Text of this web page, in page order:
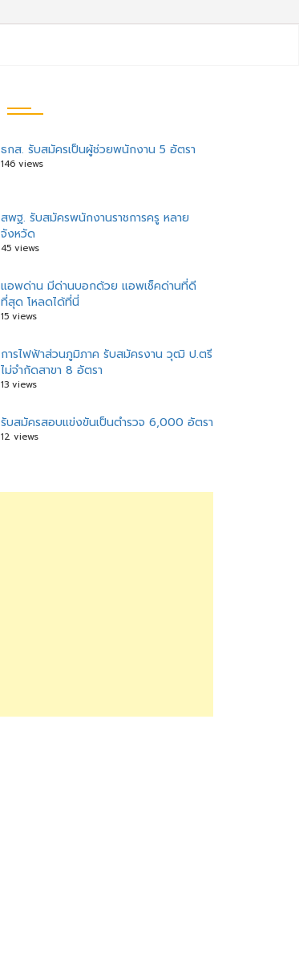
ธกส. รับสมัครเป็นผู้ช่วยพนักงาน 5 อัตรา
146 views
สพฐ. รับสมัครพนักงานราชการครู หลาย
จังหวัด
45 views
แอพด่าน มีด่านบอกด้วย แอพเช็คด่านที่ดี
ที่สุด โหลดได้ที่นี่
15 views
การไฟฟ้าส่วนภูมิภาค รับสมัครงาน วุฒิ ป.ตรี
ไม่จำกัดสาขา 8 อัตรา
13 views
รับสมัครสอบแข่งขันเป็นตำรวจ 6,000 อัตรา
12 views